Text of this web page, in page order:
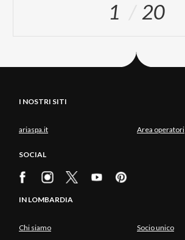
1 20
I NOSTRI SITI
ariaspa.it Area operatori
SOCIAL
IN LOMBARDIA
Chi siamo Socio unico